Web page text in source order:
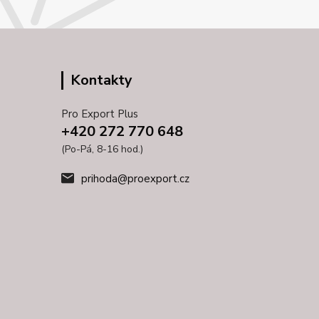
Kontakty
Pro Export Plus
+420 272 770 648
(Po-Pá, 8-16 hod.)
prihoda@proexport.cz